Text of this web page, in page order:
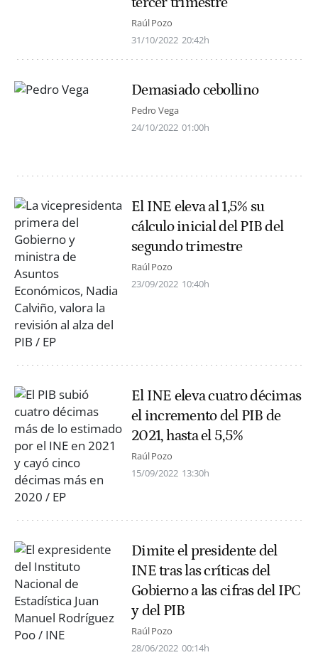
Raúl Pozo
31/10/2022 20:42h
Demasiado cebollino
Pedro Vega
24/10/2022 01:00h
El INE eleva al 1,5% su
cálculo inicial del PIB del
segundo trimestre
Raúl Pozo
23/09/2022 10:40h
El INE eleva cuatro décimas
el incremento del PIB de
2021, hasta el 5,5%
Raúl Pozo
15/09/2022 13:30h
Dimite el presidente del
INE tras las críticas del
Gobierno a las cifras del IPC
y del PIB
Raúl Pozo
28/06/2022 00:14h